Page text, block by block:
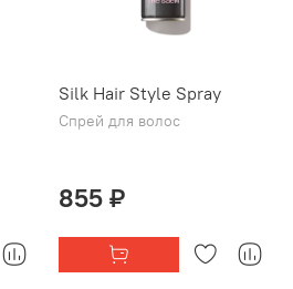
Silk Hair Style Spray
Спрей для волос
855 ₽